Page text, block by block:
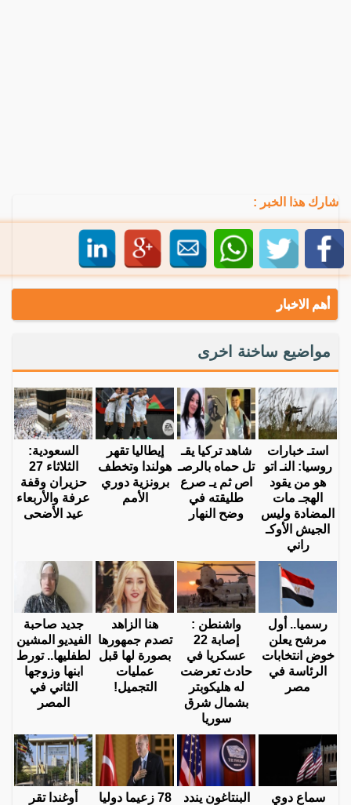
شارك هذا الخبر :
أهم الاخبار
مواضيع ساخنة اخرى
استـ خبارات
روسيا: النـ اتو
هو من يقود
الهجـ مات
المضادة وليس
الجيش الأوكـ
راني
شاهد تركيا يقـ
تل حماه بالرصـ
اص ثم يـ صرع
طليقته في
وضح النهار
إيطاليا تقهر
هولندا وتخطف
برونزية دوري
الأمم
السعودية:
الثلاثاء 27
حزيران وقفة
عرفة والأربعاء
عيد الأضحى
رسميا.. أول
مرشح يعلن
خوض انتخابات
الرئاسة في
مصر
واشنطن :
إصابة 22
عسكريا في
حادث تعرضت
له هليكوبتر
بشمال شرق
سوريا
هنا الزاهد
تصدم جمهورها
بصورة لها قبل
عمليات
التجميل!
جديد صاحبة
الفيديو المشين
لطفليها.. تورط
ابنها وزوجها
الثاني في
المصر
سماع دوي
البنتاغون يندد
78 زعيما دوليا
أوغندا تقر